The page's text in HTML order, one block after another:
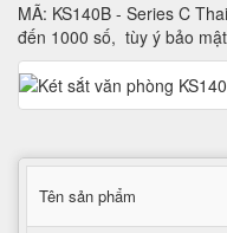
MÃ: KS140B - Series C
đến 1000 số, tùy ý bảo
Tên sản phẩm